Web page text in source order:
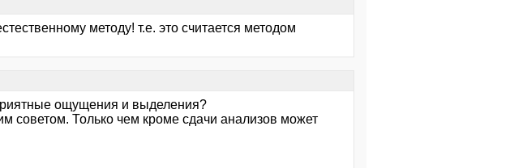
методу! т.е. это считается методом
ощущения и выделения?
советом. Только чем кроме сдачи анализов может